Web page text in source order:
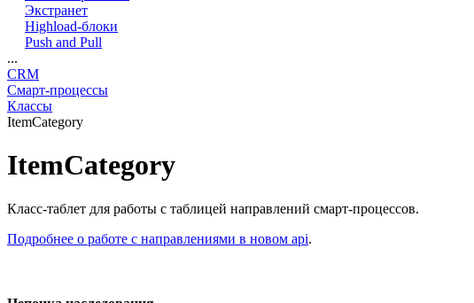
Экстранет
Highload-блоки
Push and Pull
...
CRM
Смарт-процессы
Классы
ItemCategory
ItemCategory
Класс-таблет для работы с таблицей направлений смарт-процессов.
Подробнее о работе с направлениями в новом api.